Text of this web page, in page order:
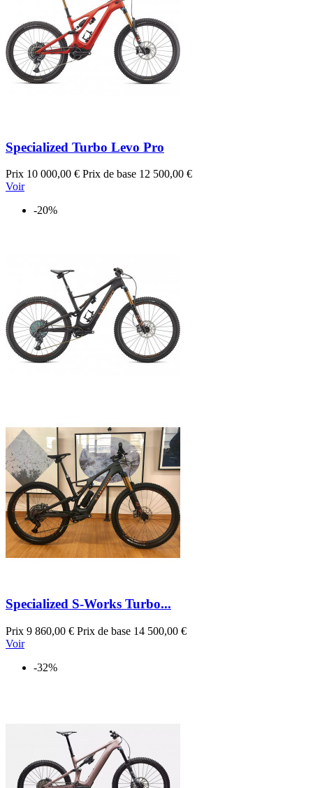
Specialized Turbo Levo Pro
Prix 10 000,00 € Prix de base 12 500,00 €
Voir
-20%
Specialized S-Works Turbo...
Prix 9 860,00 € Prix de base 14 500,00 €
Voir
-32%